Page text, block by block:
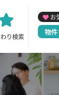
り検索
お
物件